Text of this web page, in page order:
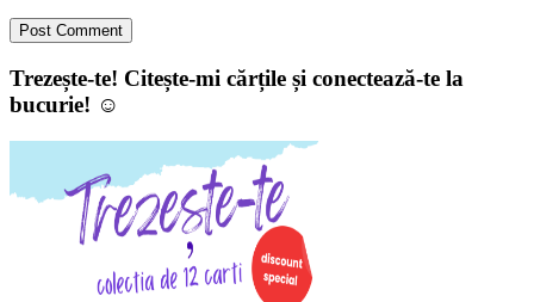
Trezește-te! Citește-mi cărțile și conectează-te la
bucurie! ☺️